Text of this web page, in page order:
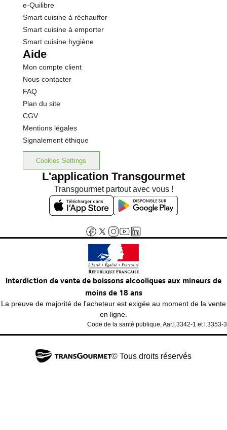
e-Quilibre
Smart cuisine à réchauffer
Smart cuisine à emporter
Smart cuisine hygiène
Aide
Mon compte client
Nous contacter
FAQ
Plan du site
CGV
Mentions légales
Signalement éthique
Cookies Settings
L'application Transgourmet
Transgourmet partout avec vous !
Interdiction de vente de boissons alcooliques aux mineurs de
moins de 18 ans
La preuve de majorité de l'acheteur est exigée au moment de la vente
en ligne.
Code de la santé publique, Aar.l.3342-1 et l.3353-3
© Tous droits réservés